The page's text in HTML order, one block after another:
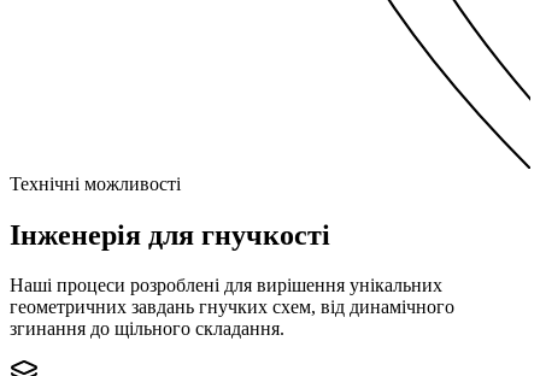
Технічні можливості
Інженерія для гнучкості
Наші процеси розроблені для вирішення унікальних
геометричних завдань гнучких схем, від динамічного
згинання до щільного складання.